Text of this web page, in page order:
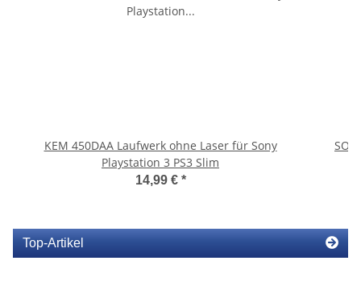
KEM 450DAA Laufwerk ohne Laser für Sony
Playstation 3 PS3 Slim
14,99 € *
Top-Artikel